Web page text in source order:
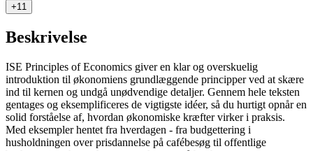
+11
Beskrivelse
ISE Principles of Economics giver en klar og overskuelig
introduktion til økonomiens grundlæggende principper ved at skære
ind til kernen og undgå unødvendige detaljer. Gennem hele teksten
gentages og eksemplificeres de vigtigste idéer, så du hurtigt opnår en
solid forståelse af, hvordan økonomiske kræfter virker i praksis.
Med eksempler hentet fra hverdagen - fra budgettering i
husholdningen over prisdannelse på cafébesøg til offentlige